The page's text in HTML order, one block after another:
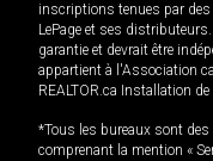
inscriptions tenues par des
LePage et ses
garantie et devrait être
appartient à l'Association
REALTOR.ca Installation
*Tous les bureaux sont
comprenant la mention «